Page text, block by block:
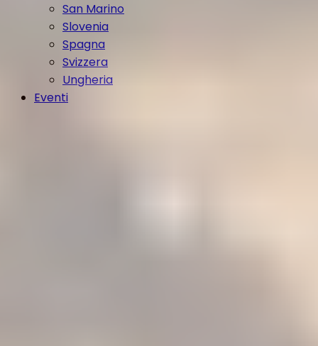
San Marino
Slovenia
Spagna
Svizzera
Ungheria
Eventi